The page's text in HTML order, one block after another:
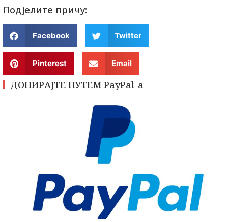
Подјелите причу:
Facebook Twitter
Pinterest Email
ДОНИРАЈТЕ ПУТЕМ PayPal-a